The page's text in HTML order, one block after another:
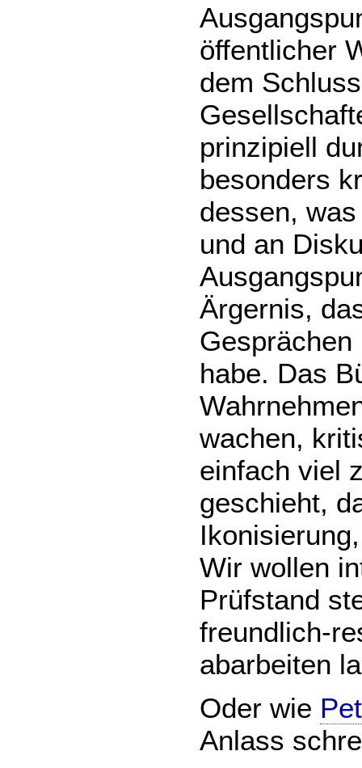
öffentlicher
dem
prinzipiell
besonders
dessen,
und an
Ärgernis,
habe. Das
wachen,
einfach viel
geschieht,
Wir wollen
Prüfstand
freundlich-
abarbeiten
Oder wie
Anlass